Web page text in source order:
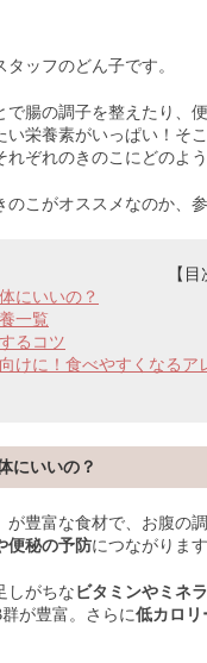
ッフのどん子です。
で腸の調子を整えたり、
い栄養素がいっぱい！そ
ぞれのきのこにどのよ
こがオススメなのか、
【目
にいいの？
一覧
るコツ
けに！食べやすくなるア
にいいの？
が豊富な食材で、お腹の
便秘の予防につながります
しがちなビタミンやミネ
が豊富。さらに低カロリ